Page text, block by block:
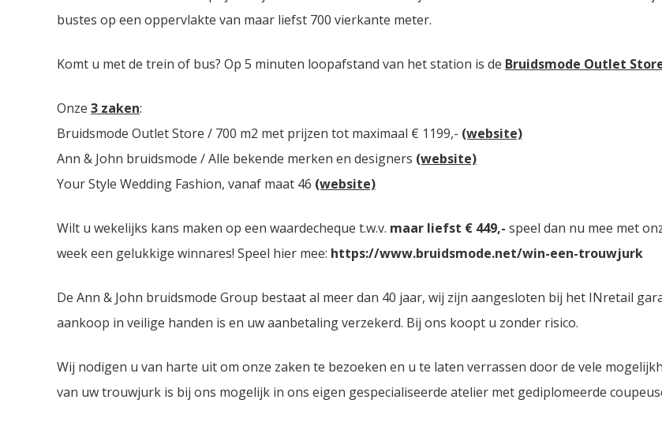
bustes op een oppervlakte van maar liefst 700 vierkante meter.
Komt u met de trein of bus? Op 5 minuten loopafstand van het station is de Bruidsmode Outlet
Onze 3 zaken:
Bruidsmode Outlet Store / 700 m2 met prijzen tot maximaal € 1199,- (website)
Ann & John bruidsmode / Alle bekende merken en designers (website)
Your Style Wedding Fashion, vanaf maat 46 (website)
Wilt u wekelijks kans maken op een waardecheque t.w.v. maar liefst € 449,- speel dan nu mee met
week een gelukkige winnares! Speel hier mee: https://www.bruidsmode.net/win-een-trouwjurk
De Ann & John bruidsmode Group bestaat al meer dan 40 jaar, wij zijn aangesloten bij het INretail
aankoop in veilige handen is en uw aanbetaling verzekerd. Bij ons koopt u zonder risico.
Wij nodigen u van harte uit om onze zaken te bezoeken en u te laten verrassen door de vele
van uw trouwjurk is bij ons mogelijk in ons eigen gespecialiseerde atelier met gediplomeerde